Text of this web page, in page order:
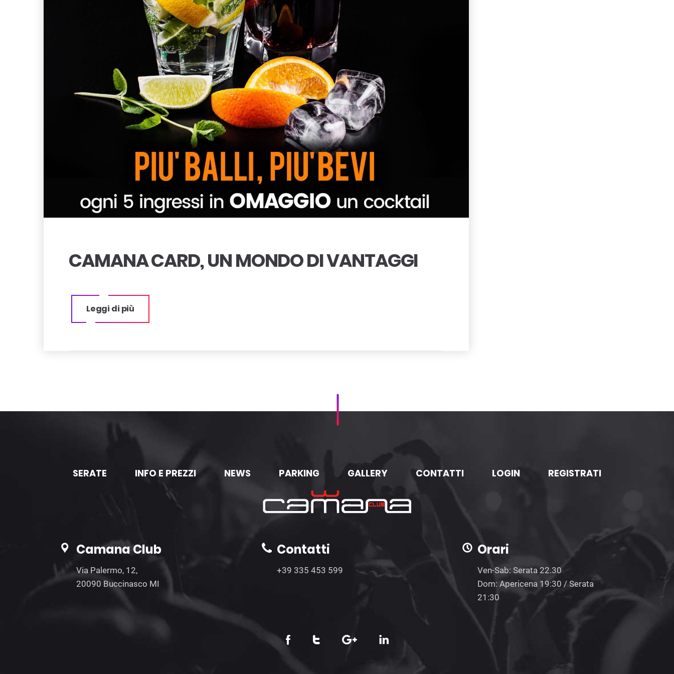
CAMANA CARD, UN MONDO DI VANTAGGI
Leggi di più
SERATE INFO E PREZZI NEWS PARKING GALLERY CONTATTI LOGIN REGISTRATI
Camana Club
Via Palermo, 12,
20090 Buccinasco MI
Contatti
+39 335 453 599
Orari
Ven-Sab: Serata 22.30
Dom: Apericena 19:30 / Serata
21:30